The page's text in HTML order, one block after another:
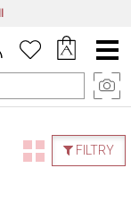
Menu
główne
FILTRY